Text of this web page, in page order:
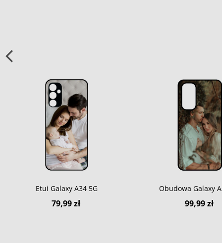
Etui Galaxy A34 5G
79,99 zł
Obudowa Galaxy
99,99 zł